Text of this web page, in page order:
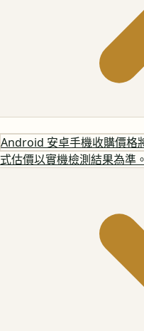
Android 安卓手機收購價格
式估價以實機檢測結果為準。